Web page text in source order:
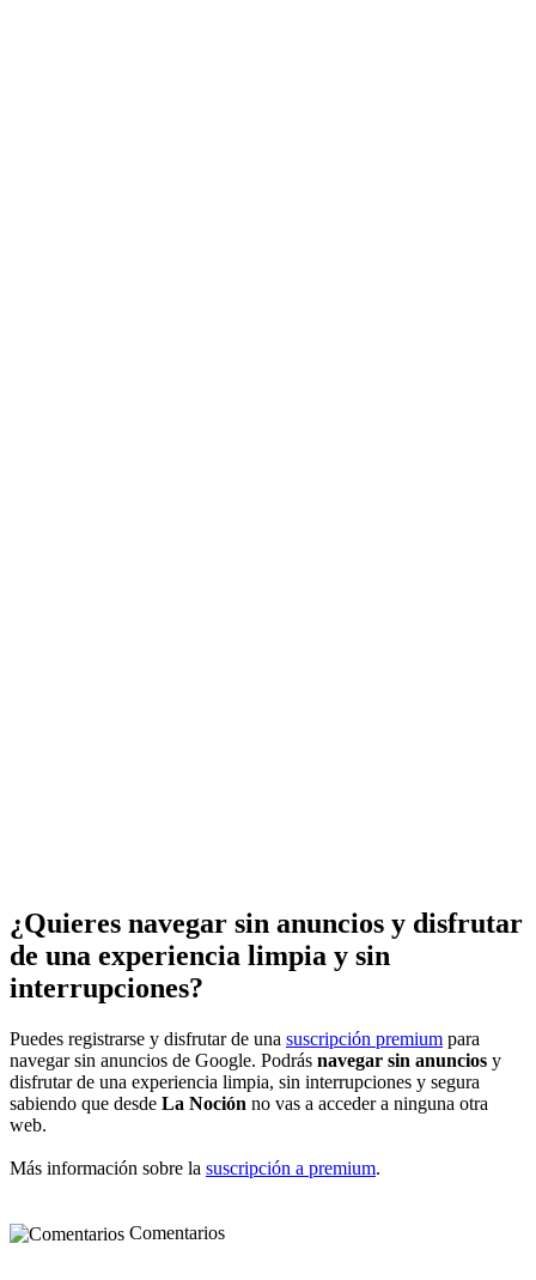
¿Quieres navegar sin anuncios y disfrutar
de una experiencia limpia y sin
interrupciones?
Puedes registrarse y disfrutar de una suscripción premium para
navegar sin anuncios de Google. Podrás navegar sin anuncios y
disfrutar de una experiencia limpia, sin interrupciones y segura
sabiendo que desde La Noción no vas a acceder a ninguna otra
web.
Más información sobre la suscripción a premium.
Comentarios